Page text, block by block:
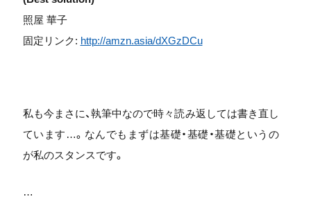
照屋 華子
固定リンク: http://amzn.asia/dXGzDCu
私も今まさに、執筆中なので時々読み返しては書き直し
ています…。なんでもまずは基礎・基礎・基礎というの
が私のスタンスです。
…